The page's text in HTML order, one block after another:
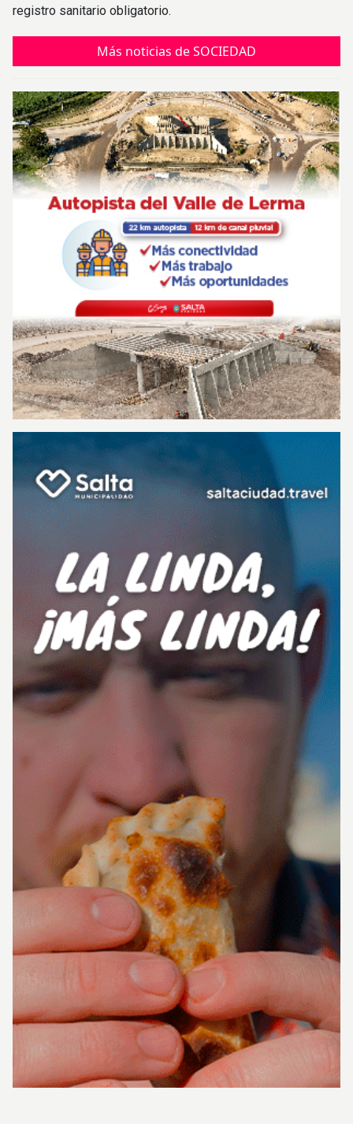
registro sanitario obligatorio.
Más noticias de SOCIEDAD